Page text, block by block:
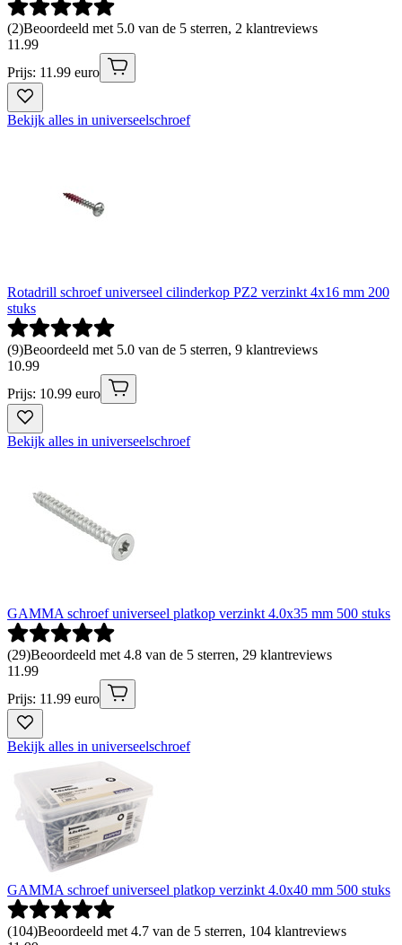
(2)Beoordeeld met 5.0 van de 5 sterren, 2 klantreviews
11 .99
Prijs: 11.99 euro
Bekijk alles in universeelschroef
Rotadrill schroef universeel cilinderkop PZ2 verzinkt 4x16 mm 200
stuks
(9)Beoordeeld met 5.0 van de 5 sterren, 9 klantreviews
10.99
Prijs: 10.99 euro
Bekijk alles in universeelschroef
GAMMA schroef universeel platkop verzinkt 4.0x35 mm 500 stuks
(29)Beoordeeld met 4.8 van de 5 sterren, 29 klantreviews
11 .99
Prijs: 11.99 euro
Bekijk alles in universeelschroef
GAMMA schroef universeel platkop verzinkt 4.0x40 mm 500 stuks
(104)Beoordeeld met 4.7 van de 5 sterren, 104 klantreviews